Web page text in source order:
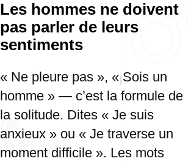
Les hommes ne doivent
pas parler de leurs
sentiments
« Ne pleure pas », « Sois un
homme » — c’est la formule de
la solitude. Dites « Je suis
anxieux » ou « Je traverse un
moment difficile ». Les mots